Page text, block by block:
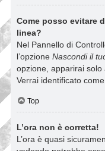
Come posso evitare
linea?
Nel Pannello di
l’opzione Nascondi il
opzione, apparirai solo
Verrai identificato
Top
L’ora non è corretta!
L’ora è quasi